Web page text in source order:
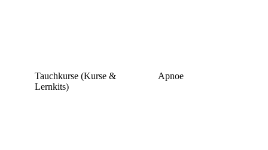
Tauchkurse (Kurse &
Lernkits)
Apnoe